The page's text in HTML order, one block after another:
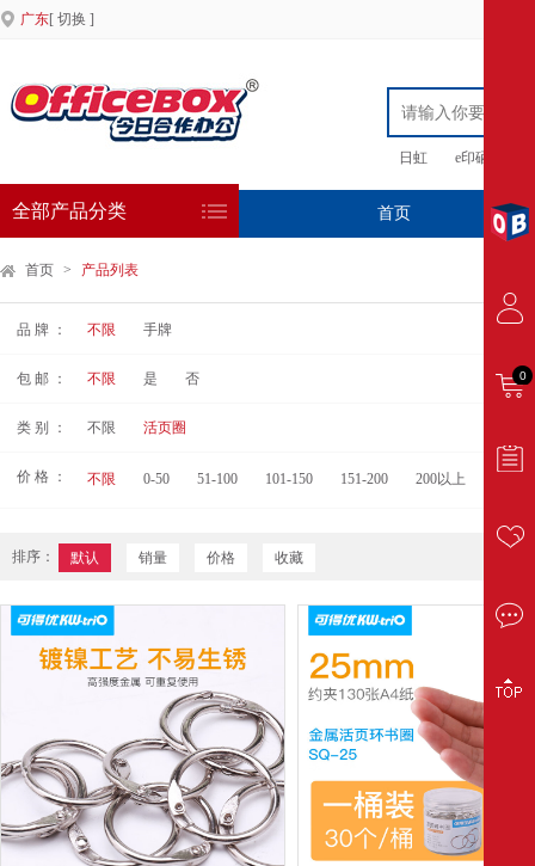
广东[ 切换 ]
日虹 e印硒鼓
全部产品分类 首页 专
首页 > 产品列表
品 牌 ： 不限 手牌
包 邮 ： 不限 是 否
类 别 ： 不限 活页圈
价 格 ： 不限 0-50 51-100 101-150 151-200 200以上
排序： 默认 销量 价格 收藏
0